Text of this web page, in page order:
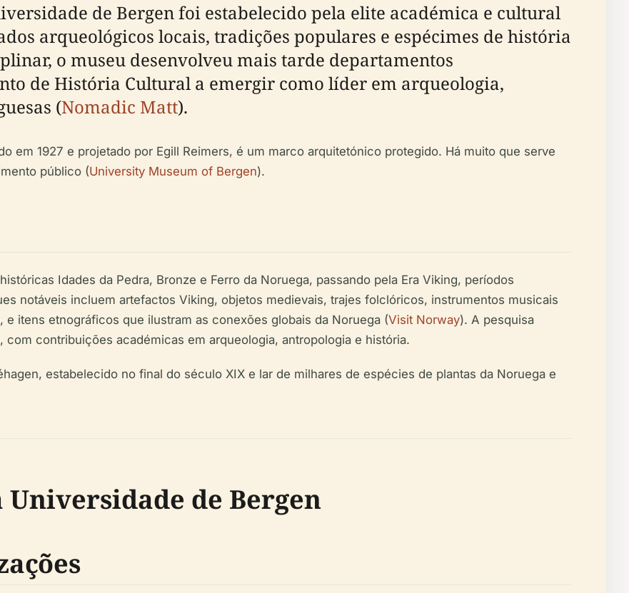
de Bergen foi estabelecido pela elite académica e cultural
arqueológicos locais, tradições populares e espécimes de história
o museu desenvolveu mais tarde departamentos
de História Cultural a emergir como líder em arqueologia,
(Nomadic Matt).
em 1927 e projetado por Egill Reimers, é um marco arquitetónico protegido. Há muito que serve
público (University Museum of Bergen).
Idades da Pedra, Bronze e Ferro da Noruega, passando pela Era Viking, períodos
notáveis incluem artefactos Viking, objetos medievais, trajes folclóricos, instrumentos musicais
itens etnográficos que ilustram as conexões globais da Noruega (Visit Norway). A pesquisa
contribuições académicas em arqueologia, antropologia e história.
estabelecido no final do século XIX e lar de milhares de espécies de plantas da Noruega e
de Bergen